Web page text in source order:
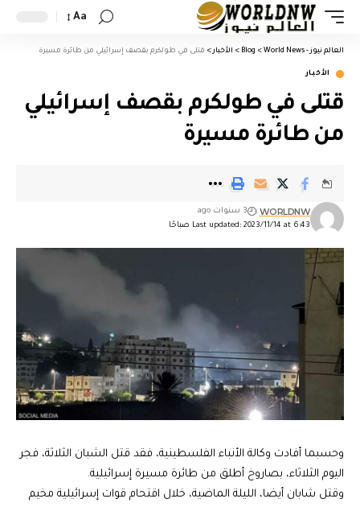
Aa
العالم نيوز - World News >
Blog
> الأخبار > قتلى في طولكرم بقصف إسرائيلي من طائرة مسيرة
الأخبار
قتلى في طولكرم بقصف إسرائيلي
من طائرة مسيرة
Last updated: 2023/11/14 at 6:43 صباحًا
WORLDNW 3 سنوات ago
وحسبما أفادت وكالة الأنباء الفلسطينية، فقد قتل الشبان الثلاثة، فجر
اليوم الثلاثاء، بصاروخ أطلق من طائرة مسيرة إسرائيلية.
وقتل شابان أيضا، الليلة الماضية، خلال اقتحام قوات إسرائيلية مخيم